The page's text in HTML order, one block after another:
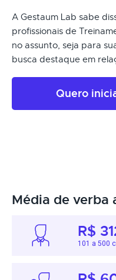
A Gestaum Lab sabe
profissionais de
no assunto, seja para
busca destaque em
Quero
Média de verba
R$
101 a 500